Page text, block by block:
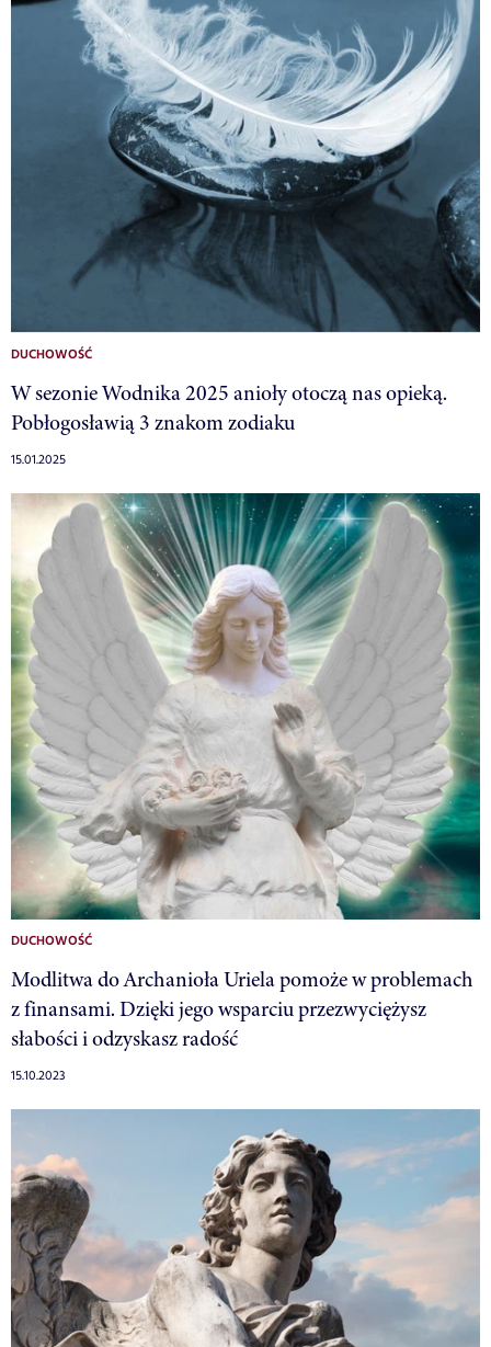
DUCHOWOŚĆ
W sezonie Wodnika 2025 anioły otoczą nas opieką.
Pobłogosławią 3 znakom zodiaku
15.01.2025
DUCHOWOŚĆ
Modlitwa do Archanioła Uriela pomoże w problemach
z finansami. Dzięki jego wsparciu przezwyciężysz
słabości i odzyskasz radość
15.10.2023